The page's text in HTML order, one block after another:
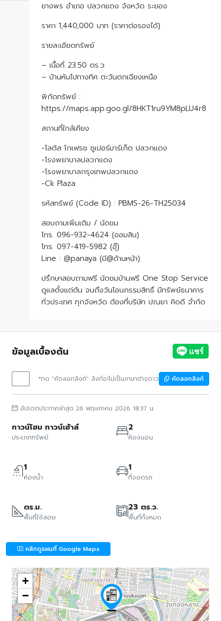
ยางพร อำเภอ ปลวกแดง จังหวัด ระยอง
ราคา 1,440,000 บาท (ราคาต่อรองได้)
รายละเอียดทรัพย์
– เนื้อที่ 23.50 ตร.ว
– บ้านหันไปทางทิศ ตะวันตกเฉียงเหนือ
พิกัดทรัพย์ :
https://maps.app.goo.gl/8HKT1ru9YM8pLU4r8
สถานที่ใกล้เคียง
-โลตัส โกเฟรช ซูเปอร์มาร์เก็ต ปลวกแดง
-โรงพยาบาลปลวกแดง
-โรงพยาบาลกรุงเทพปลวกแดง
-Ck Plaza
รหัสทรัพย์ (Code ID) : PBMS-26-TH25034
สอบถามเพิ่มเติม / นัดชม
โทร. 096-932-4624 (ออมสิน)
โทร. 097-419-5982 (อุ๊)
Line : @panaya (มี@ด้านหน้า)
ปรึกษาสอบถามฟรี นัดชมบ้านฟรี One Stop Service
ดูแลตั้งแต่ต้น จนถึงวันโอนกรรมสิทธิ์ มีทรัพย์ธนาคาร
ทั่วประเทศ ทุกจังหวัด ต้องที่บริษัท ปณยา คิดดี จำกัด
ข้อมูลเบื้องต้น
*กด "คัดลอกลิงก์" ลิงก์จะไม่เป็นภาษาต่างดาว คัดลอกลิงก์
อัปเดตประกาศล่าสุด 26 พฤษภาคม 2026 18:37 น.
ทาวน์โฮม ทาวน์เฮ้าส์
ประเภททรัพย์
2
ห้องนอน
1
ห้องน้ำ
1
ที่จอดรถ
ตร.ม.
พื้นที่ใช้สอย
23 ตร.ว.
พื้นที่ทั้งหมด
คลิกดูแผนที่ Google Maps
+
−